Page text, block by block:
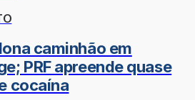
caminhão em
PRF apreende quase
cocaína